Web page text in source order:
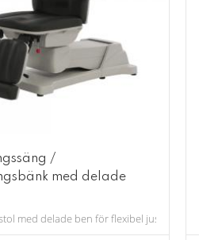
/
med delade
med delade ben för flexibel justering.